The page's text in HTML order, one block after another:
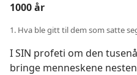
1000 år
1. Hva ble gitt til dem som satte
I SIN profeti om den
bringe menneskene